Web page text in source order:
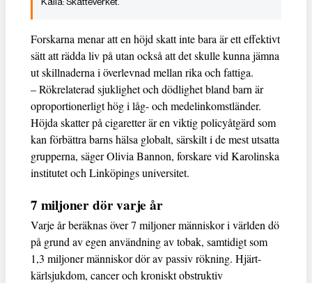
Forskarna menar att en höjd skatt inte bara är ett effektivt
sätt att rädda liv på utan också att det skulle kunna jämna
ut skillnaderna i överlevnad mellan rika och fattiga.
– Rökrelaterad sjuklighet och dödlighet bland barn är
oproportionerligt hög i låg- och medelinkomstländer.
Höjda skatter på cigaretter är en viktig policyåtgärd som
kan förbättra barns hälsa globalt, särskilt i de mest utsatta
grupperna, säger Olivia Bannon, forskare vid Karolinska
institutet och Linköpings universitet.
7 miljoner dör varje år
Varje år beräknas över 7 miljoner människor i världen dö
på grund av egen användning av tobak, samtidigt som
1,3 miljoner människor dör av passiv rökning. Hjärt-
kärlsjukdom, cancer och kroniskt obstruktiv